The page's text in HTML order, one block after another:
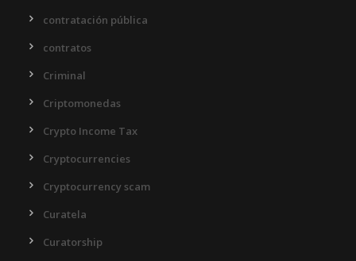
contratación pública
contratos
Criminal
Criptomonedas
Crypto Income Tax
Cryptocurrencies
Cryptocurrency scam
Curatela
Curatorship